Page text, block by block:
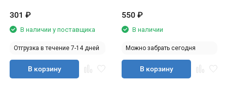
301 ₽
В наличии у поставщика
Отгрузка в течение 7-14 дней
В корзину
550 ₽
В наличии
Можно забрать сегодня
В корзину